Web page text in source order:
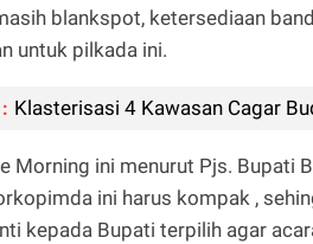
blankspot, ketersediaan
untuk pilkada ini.
Klasterisasi 4 Kawasan Cagar
Morning ini menurut Pjs. Bupati
ini harus kompak ,
kepada Bupati terpilih agar